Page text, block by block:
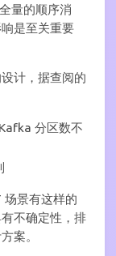
量的顺序消
是至关重要
计，据查阅的
分区数不
场景有这样的
不确定性，排
案。